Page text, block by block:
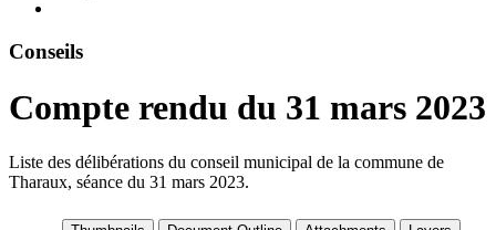
Conseils
Compte rendu du 31 mars 2023
Liste des délibérations du conseil municipal de la commune de
Tharaux, séance du 31 mars 2023.